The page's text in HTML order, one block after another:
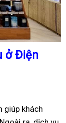
ở Điện
giúp khách